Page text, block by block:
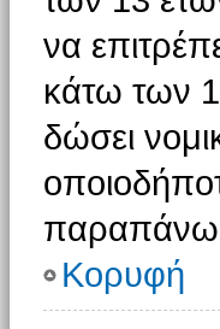
να
κάτω των
δώσει
Κορυφή